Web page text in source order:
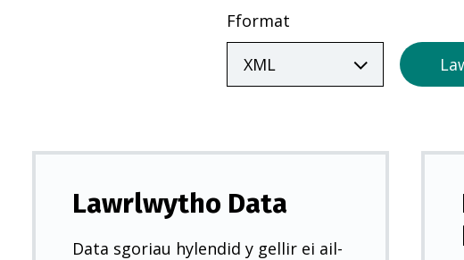
Fformat
Lawrlwytho Data
Data sgoriau hylendid y gellir ei ail-